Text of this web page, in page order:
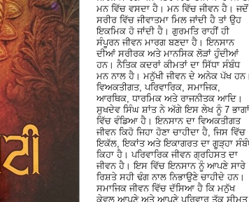
ਮਨ ਵਿੱਚ ਵਸਦਾ ਹੈ। ਮਨ ਵਿੱਚ ਜੀਵਨ ਹੈ। ਜਦੋਂ
ਸਰੀਰ ਵਿੱਚ ਜੀਵਾਤਮਾ ਮਿਲ ਜਾਂਦੀ ਹੈ ਤਾਂ ਉਹ
ਇਕਮਿਕ ਹੋ ਜਾਂਦੀ ਹੈ। ਗੁਰਮਤਿ ਰਾਹੀਂ ਹੀ
ਸੰਪੂਰਨ ਜੀਵਨ ਮਾਰਗ ਬਣਦਾ ਹੈ। ਇਨਸਾਨ
ਦੀਆਂ ਸਰੀਰਕ ਅਤੇ ਮਾਨਸਿਕ ਲੋੜਾਂ ਹੁੰਦੀਆਂ
ਹਨ। ਨੈਤਿਕ ਕਦਰਾਂ ਕੀਮਤਾਂ ਦਾ ਸਿੱਧਾ ਸੰਬੰਧ
ਮਨ ਨਾਲ ਹੈ। ਮਨੁੱਖੀ ਜੀਵਨ ਦੇ ਅਨੇਕ ਪੱਖ ਹਨ।
ਵਿਅਕਤੀਗਤ, ਪਰਿਵਾਰਿਕ, ਸਮਾਜਿਕ,
ਆਰਥਿਕ, ਧਾਰਮਿਕ ਅਤੇ ਰਾਜਨੀਤਕ ਆਦਿ।
ਸੁਖਦੇਵ ਸਿੰਘ ਸ਼ਾਂਤ ਨੇ ਅੱਗੇ ਇਸ ਲੇਖ ਨੂੰ 7 ਭਾਗਾਂ
ਵਿੱਚ ਵੰਡਿਆ ਹੈ। ਇਨਸਾਨ ਦਾ ਵਿਅਕਤੀਗਤ
ਜੀਵਨ ਕਿਹੋ ਜਿਹਾ ਹੋਣਾ ਚਾਹੀਦਾ ਹੈ, ਜਿਸ ਵਿੱਚ
ਇਕੱਲ, ਇਕਾਂਤ ਅਤੇ ਇਕਾਗਰਤ ਦਾ ਗੂੜ੍ਹਾ
ਕਿਹਾ ਹੈ। ਪਰਿਵਾਰਿਕ ਜੀਵਨ ਗ੍ਰਹਿਸਤ ਦਾ
ਜੀਵਨ ਹੈ। ਇਸ ਵਿੱਚ ਇਨਸਾਨ ਨੂੰ ਆਪਣੇ ਸਾਰੇ
ਰਿਸ਼ਤੇ ਸਹੀ ਢੰਗ ਨਾਲ ਨਿਭਾਉਣੇ ਚਾਹੀਦੇ ਹਨ।
ਸਮਾਜਿਕ ਜੀਵਨ ਵਿੱਚ ਦੱਸਿਆ ਹੈ ਕਿ ਮਨੁੱਖ
ਕੇਵਲ ਆਪਣੇ ਅਤੇ ਆਪਣੇ ਪਰਿਵਾਰ ਤੱਕ ਸੀਮਤ